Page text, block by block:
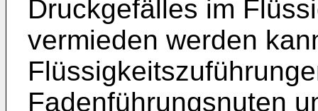
Druckgefälles im
vermieden werden
Fadenführungsnuten